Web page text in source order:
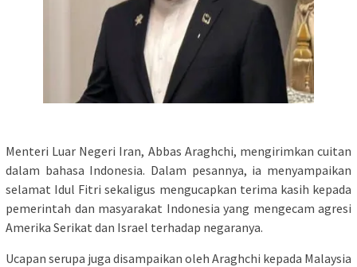
Menteri Luar Negeri Iran, Abbas Araghchi, mengirimkan cuitan
dalam bahasa Indonesia. Dalam pesannya, ia menyampaikan
selamat Idul Fitri sekaligus mengucapkan terima kasih kepada
pemerintah dan masyarakat Indonesia yang mengecam agresi
Amerika Serikat dan Israel terhadap negaranya.
Ucapan serupa juga disampaikan oleh Araghchi kepada Malaysia